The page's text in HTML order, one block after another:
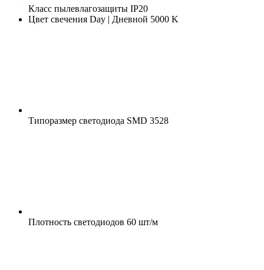
Класс пылевлагозащиты IP20
Цвет свечения Day | Дневной 5000 K
Типоразмер светодиода SMD 3528
Плотность светодиодов 60 шт/м